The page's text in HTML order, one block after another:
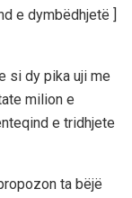
e dymbëdhjetë ]
si dy pika uji me
milion e
e tridhjete
ta bëjë